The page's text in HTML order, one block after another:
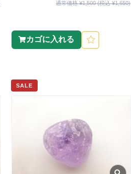
通常価格 ¥1,500 (税込 ¥1,650)
カゴに入れる
SALE